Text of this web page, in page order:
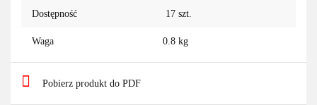
Dostępność 17 szt.
Waga 0.8 kg
Pobierz produkt do PDF